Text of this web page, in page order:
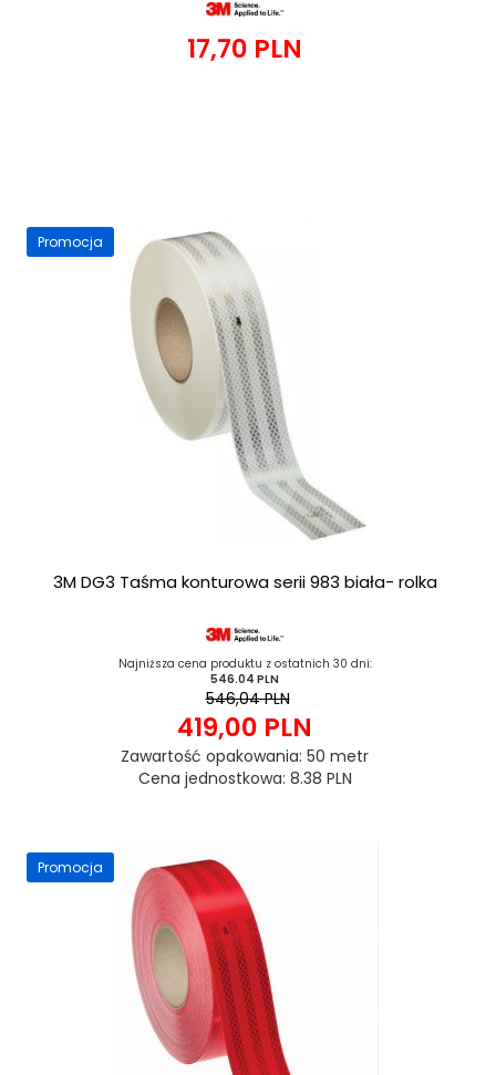
17,70 PLN
Promocja
3M DG3 Taśma konturowa serii 983 biała- rolka
419,00 PLN
546,04 PLN
Najniższa cena produktu z ostatnich 30 dni:
546.04 PLN
Zawartość opakowania: 50 metr
Cena jednostkowa: 8.38 PLN
Promocja